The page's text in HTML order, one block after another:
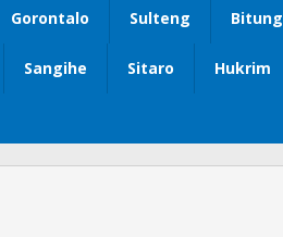
Gorontalo Sulteng Bitung
Sangihe Sitaro Hukrim